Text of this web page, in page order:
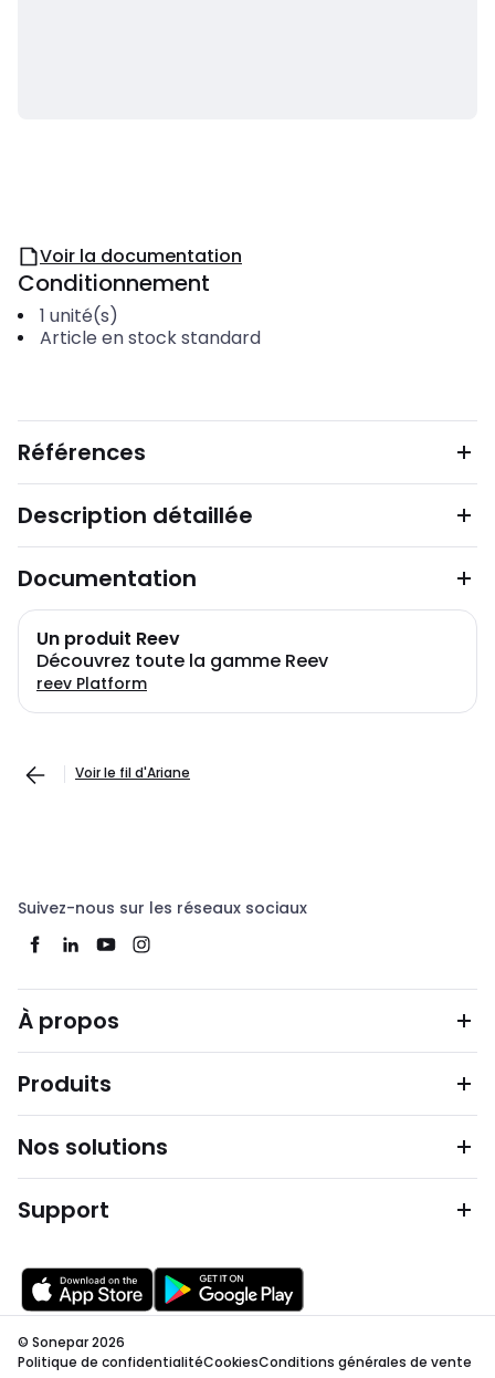
Voir la documentation
Conditionnement
1 unité(s)
Article en stock standard
Références
Description détaillée
Documentation
Un produit Reev
Découvrez toute la gamme Reev
reev Platform
Voir le fil d'Ariane
Suivez-nous sur les réseaux sociaux
À propos
Produits
Nos solutions
Support
© Sonepar 2026
Politique de confidentialitéCookiesConditions générales de vente